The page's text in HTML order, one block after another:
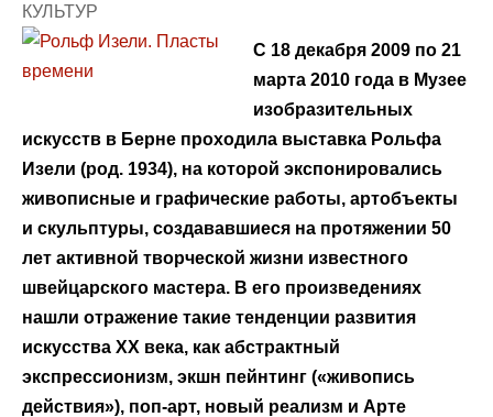
КУЛЬТУР
С 18 декабря 2009 по 21
марта 2010 года в Музее
изобразительных
искусств в Берне проходила выставка Рольфа
Изели (род. 1934), на которой экспонировались
живописные и графические работы, артобъекты
и скульптуры, создававшиеся на протяжении 50
лет активной творческой жизни известного
швейцарского мастера. В его произведениях
нашли отражение такие тенденции развития
искусства XX века, как абстрактный
экспрессионизм, экшн пейнтинг («живопись
действия»), поп-арт, новый реализм и Арте